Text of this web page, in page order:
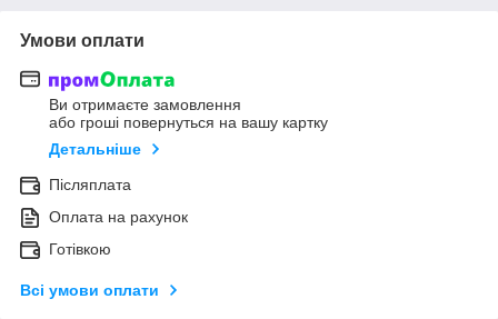
Умови оплати
Ви отримаєте замовлення
або гроші повернуться на вашу картку
Детальніше
Післяплата
Оплата на рахунок
Готівкою
Всі умови оплати